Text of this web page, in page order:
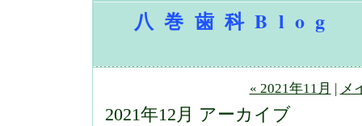
八巻歯科Blog
« 2021年11月 | メ
2021年12月 アーカイブ